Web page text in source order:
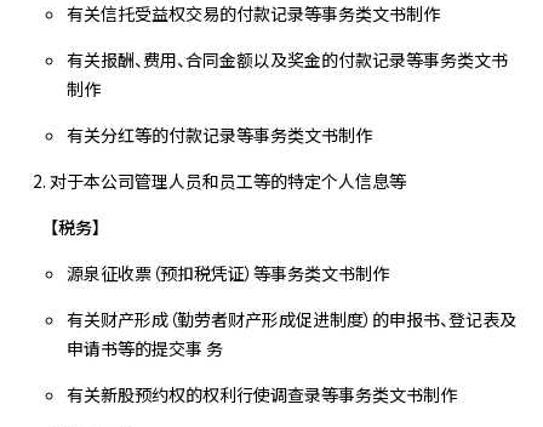
有关信托受益权交易的付款记录等事务类文书制作
有关报酬、费用、合同金额以及奖金的付款记录等事务类文书
制作
有关分红等的付款记录等事务类文书制作
对于本公司管理人员和员工等的特定个人信息等
【税务】
源泉征收票（预扣税凭证）等事务类文书制作
有关财产形成（勤劳者财产形成促进制度）的申报书、登记表及
申请书等的提交事 务
有关新股预约权的权利行使调查录等事务类文书制作